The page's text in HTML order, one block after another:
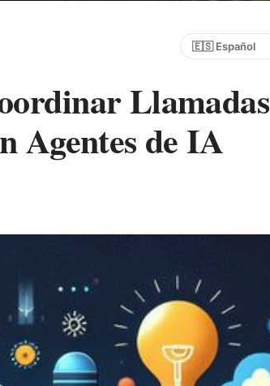
Elegir idioma
Llamadas
Agentes de IA